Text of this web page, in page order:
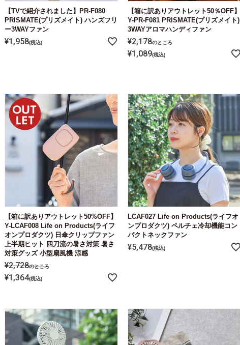
【TVで紹介されました】PR-F080
PRISMATE(プリズメイト) ハンズフリ
ー3WAYファン
¥1,958 税込
【箱に訳ありアウトレット50％OFF】
Y-PR-F081 PRISMATE(プリズメイト)
3WAYアロマハンディファン
¥2,178のところ
¥1,089 税込
【箱に訳ありアウトレット50%OFF】
Y-LCAF008 Life on Products(ライフ
オンプロダクツ) 日傘クリップファン
上半期ヒット 四刀流の暑さ対策 暑さ
対策グッズ 小型扇風機 涼感
¥2,728のところ
¥1,364 税込
LCAF027 Life on Products(ライフオ
ンプロダクツ) ペルチェ冷却機能コン
パクトネックファン
¥5,478 税込